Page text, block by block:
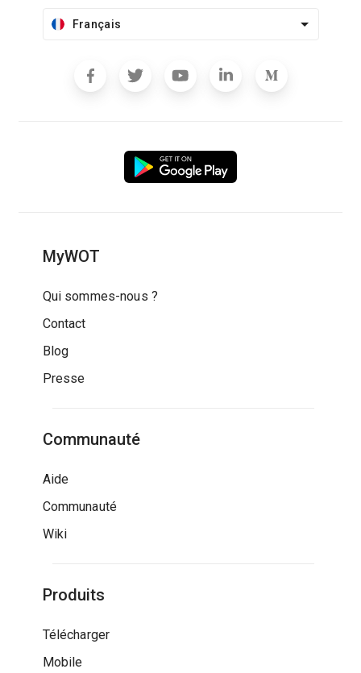
Français
MyWOT
Qui sommes-nous ?
Contact
Blog
Presse
Communauté
Aide
Communauté
Wiki
Produits
Télécharger
Mobile